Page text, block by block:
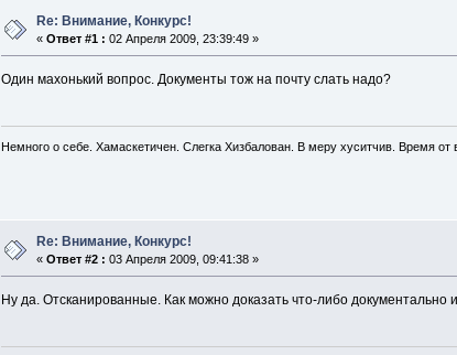
Re: Внимание, Конкурс!
«Ответ #1 : 02 Апреля 2009, 23:39:49 »
Один махонький вопрос. Документы тож на почту слать надо?
Немного о себе. Хамаскетичен. Слегка Хизбалован. В меру хуситчив. Время
Re: Внимание, Конкурс!
«Ответ #2 : 03 Апреля 2009, 09:41:38 »
Ну да. Отсканированные. Как можно доказать что-либо документально